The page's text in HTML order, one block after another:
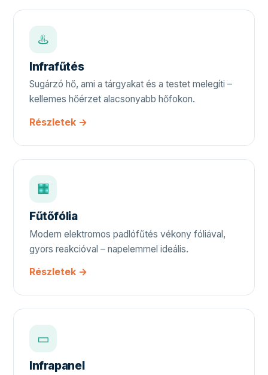
♨️
Infrafűtés
Sugárzó hő, ami a tárgyakat és a testet melegíti –
kellemes hőérzet alacsonyabb hőfokon.
Részletek →
🟧
Fűtőfólia
Modern elektromos padlófűtés vékony fóliával,
gyors reakcióval – napelemmel ideális.
Részletek →
▭
Infrapanel